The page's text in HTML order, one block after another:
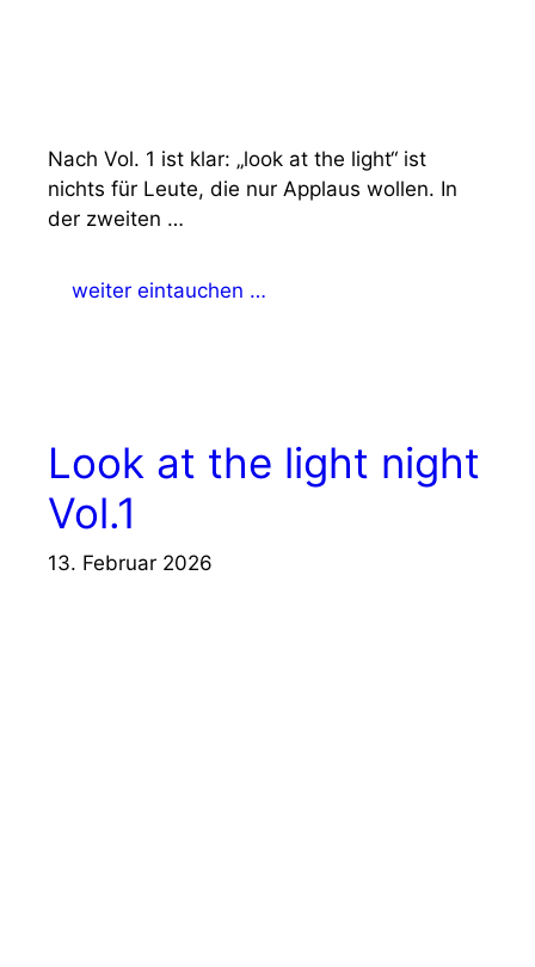
Nach Vol. 1 ist klar: „look at the light“ ist
nichts für Leute, die nur Applaus wollen. In
der zweiten …
weiter eintauchen …
Look at the light night
Vol.1
13. Februar 2026